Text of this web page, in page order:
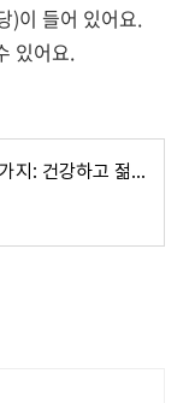
)이 들어 있어요.
있어요.
노화 방지에 좋은 음식 10가지: 건강하고 젊게 사는 비결